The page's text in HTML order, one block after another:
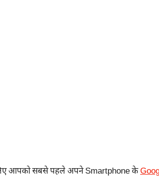
आपको सबसे पहले अपने Smartphone के